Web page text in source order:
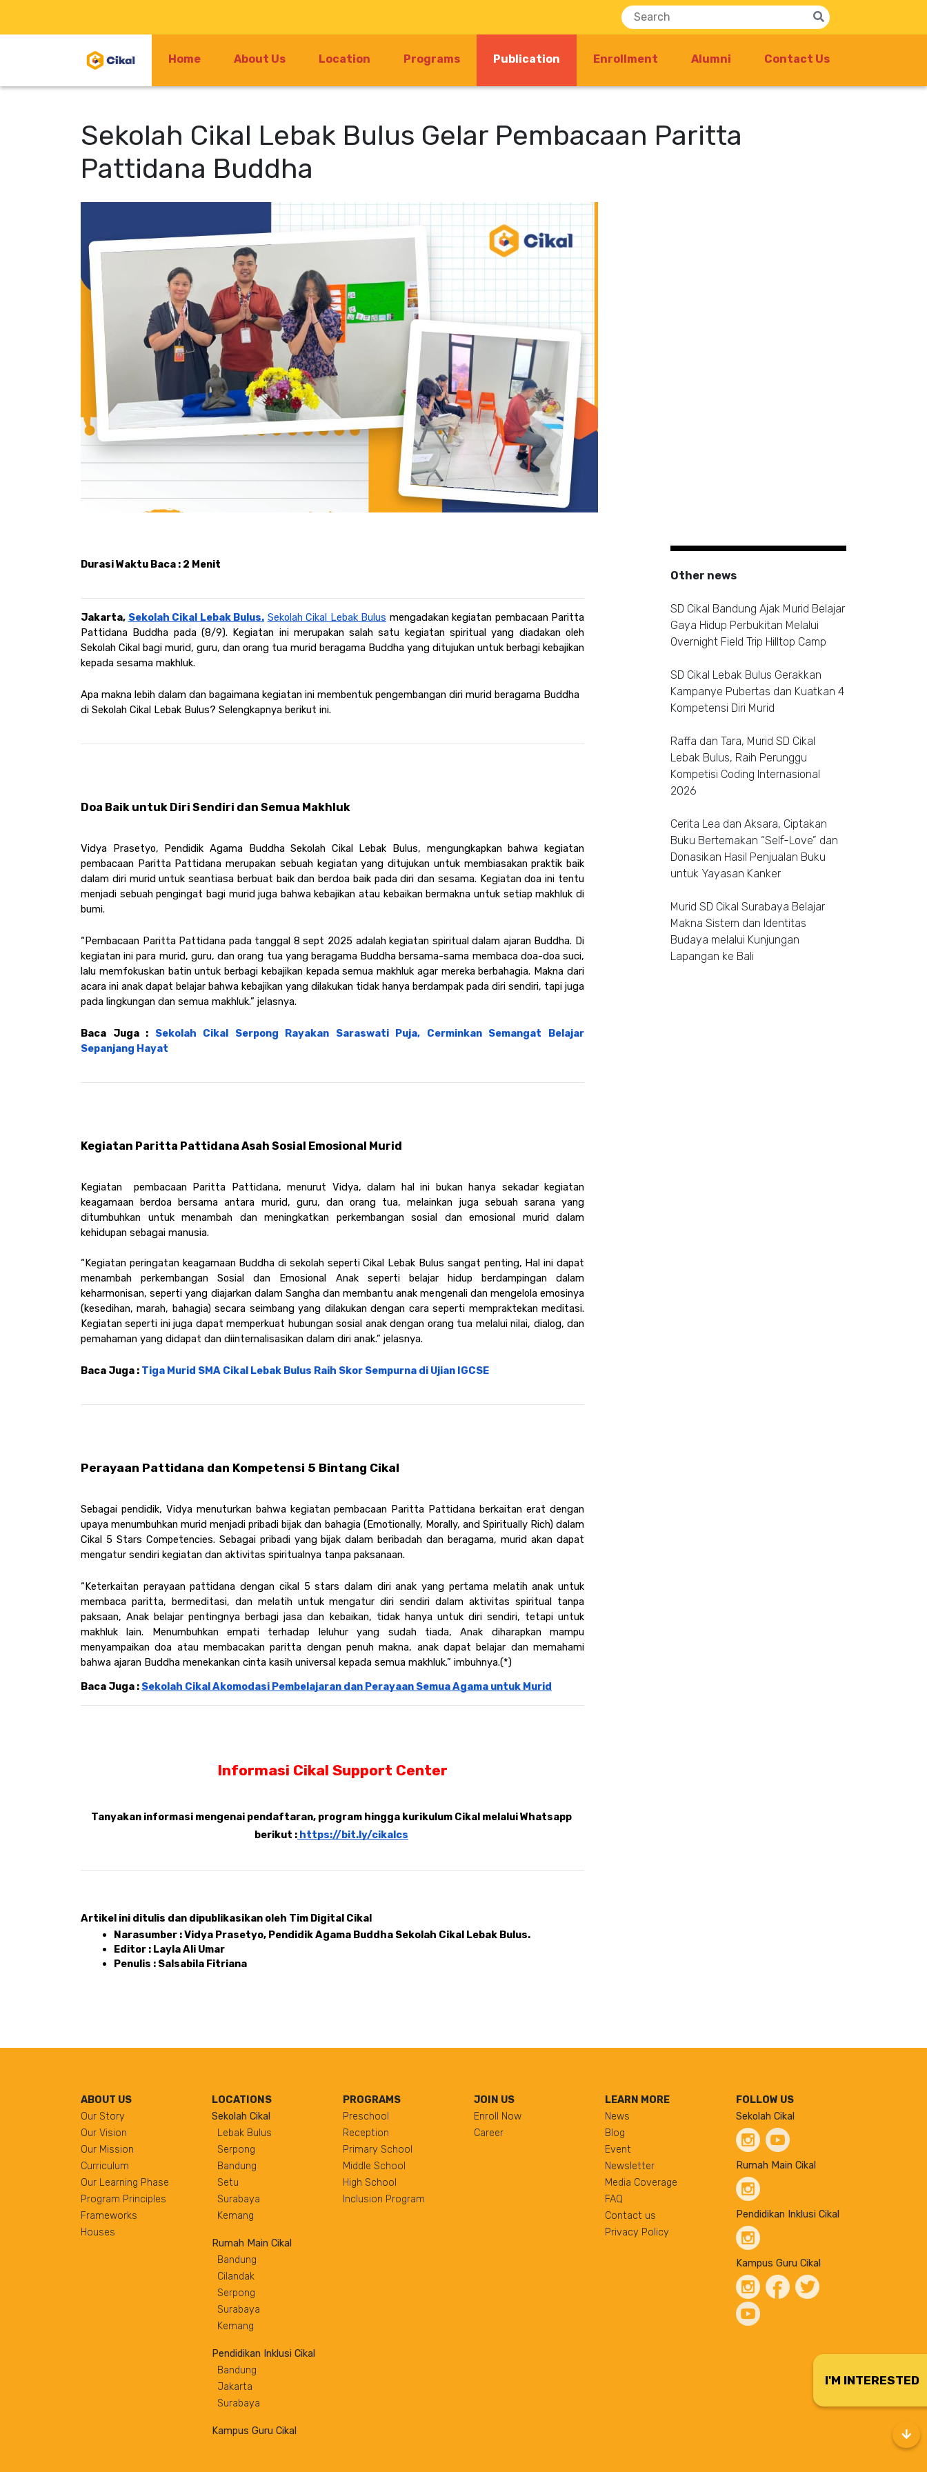
Home About Us Location Programs Publication (current)Enrollment Alumni Contact Us
Sekolah Cikal Lebak Bulus Gelar Pembacaan Paritta
Pattidana Buddha
Durasi Waktu Baca : 2 Menit
Jakarta, Sekolah Cikal Lebak Bulus. Sekolah Cikal Lebak Bulus mengadakan kegiatan pembacaan Paritta
Pattidana Buddha pada (8/9). Kegiatan ini merupakan salah satu kegiatan spiritual yang diadakan oleh
Sekolah Cikal bagi murid, guru, dan orang tua murid beragama Buddha yang ditujukan untuk berbagi kebajikan
kepada sesama makhluk.
Apa makna lebih dalam dan bagaimana kegiatan ini membentuk pengembangan diri murid beragama Buddha
di Sekolah Cikal Lebak Bulus? Selengkapnya berikut ini.
Doa Baik untuk Diri Sendiri dan Semua Makhluk
Vidya Prasetyo, Pendidik Agama Buddha Sekolah Cikal Lebak Bulus, mengungkapkan bahwa kegiatan
pembacaan Paritta Pattidana merupakan sebuah kegiatan yang ditujukan untuk membiasakan praktik baik
dalam diri murid untuk seantiasa berbuat baik dan berdoa baik pada diri dan sesama. Kegiatan doa ini tentu
menjadi sebuah pengingat bagi murid juga bahwa kebajikan atau kebaikan bermakna untuk setiap makhluk di
bumi.
“Pembacaan Paritta Pattidana pada tanggal 8 sept 2025 adalah kegiatan spiritual dalam ajaran Buddha. Di
kegiatan ini para murid, guru, dan orang tua yang beragama Buddha bersama-sama membaca doa-doa suci,
lalu memfokuskan batin untuk berbagi kebajikan kepada semua makhluk agar mereka berbahagia. Makna dari
acara ini anak dapat belajar bahwa kebajikan yang dilakukan tidak hanya berdampak pada diri sendiri, tapi juga
pada lingkungan dan semua makhluk.” jelasnya.
Baca Juga : Sekolah Cikal Serpong Rayakan Saraswati Puja, Cerminkan Semangat Belajar
Sepanjang Hayat
Kegiatan Paritta Pattidana Asah Sosial Emosional Murid
Kegiatan  pembacaan Paritta Pattidana, menurut Vidya, dalam hal ini bukan hanya sekadar kegiatan
keagamaan berdoa bersama antara murid, guru, dan orang tua, melainkan juga sebuah sarana yang
ditumbuhkan untuk menambah dan meningkatkan perkembangan sosial dan emosional murid dalam
kehidupan sebagai manusia.
“Kegiatan peringatan keagamaan Buddha di sekolah seperti Cikal Lebak Bulus sangat penting, Hal ini dapat
menambah perkembangan Sosial dan Emosional Anak seperti belajar hidup berdampingan dalam
keharmonisan, seperti yang diajarkan dalam Sangha dan membantu anak mengenali dan mengelola emosinya
(kesedihan, marah, bahagia) secara seimbang yang dilakukan dengan cara seperti mempraktekan meditasi.
Kegiatan seperti ini juga dapat memperkuat hubungan sosial anak dengan orang tua melalui nilai, dialog, dan
pemahaman yang didapat dan diinternalisasikan dalam diri anak.” jelasnya.
Baca Juga : Tiga Murid SMA Cikal Lebak Bulus Raih Skor Sempurna di Ujian IGCSE
Perayaan Pattidana dan Kompetensi 5 Bintang Cikal
Sebagai pendidik, Vidya menuturkan bahwa kegiatan pembacaan Paritta Pattidana berkaitan erat dengan
upaya menumbuhkan murid menjadi pribadi bijak dan bahagia (Emotionally, Morally, and Spiritually Rich) dalam
Cikal 5 Stars Competencies. Sebagai pribadi yang bijak dalam beribadah dan beragama, murid akan dapat
mengatur sendiri kegiatan dan aktivitas spiritualnya tanpa paksanaan.
“Keterkaitan perayaan pattidana dengan cikal 5 stars dalam diri anak yang pertama melatih anak untuk
membaca paritta, bermeditasi, dan melatih untuk mengatur diri sendiri dalam aktivitas spiritual tanpa
paksaan, Anak belajar pentingnya berbagi jasa dan kebaikan, tidak hanya untuk diri sendiri, tetapi untuk
makhluk lain. Menumbuhkan empati terhadap leluhur yang sudah tiada, Anak diharapkan mampu
menyampaikan doa atau membacakan paritta dengan penuh makna, anak dapat belajar dan memahami
bahwa ajaran Buddha menekankan cinta kasih universal kepada semua makhluk.” imbuhnya.(*)
Baca Juga : Sekolah Cikal Akomodasi Pembelajaran dan Perayaan Semua Agama untuk Murid
Informasi Cikal Support Center
Tanyakan informasi mengenai pendaftaran, program hingga kurikulum Cikal melalui Whatsapp
berikut : https://bit.ly/cikalcs
Artikel ini ditulis dan dipublikasikan oleh Tim Digital Cikal
Narasumber : Vidya Prasetyo, Pendidik Agama Buddha Sekolah Cikal Lebak Bulus.
Editor : Layla Ali Umar
Penulis : Salsabila Fitriana
Other news
SD Cikal Bandung Ajak Murid Belajar
Gaya Hidup Perbukitan Melalui
Overnight Field Trip Hilltop Camp
SD Cikal Lebak Bulus Gerakkan
Kampanye Pubertas dan Kuatkan 4
Kompetensi Diri Murid
Raffa dan Tara, Murid SD Cikal
Lebak Bulus, Raih Perunggu
Kompetisi Coding Internasional
2026
Cerita Lea dan Aksara, Ciptakan
Buku Bertemakan “Self-Love” dan
Donasikan Hasil Penjualan Buku
untuk Yayasan Kanker
Murid SD Cikal Surabaya Belajar
Makna Sistem dan Identitas
Budaya melalui Kunjungan
Lapangan ke Bali
ABOUT US
Our Story
Our Vision
Our Mission
Curriculum
Our Learning Phase
Program Principles
Frameworks
Houses
LOCATIONS
Sekolah Cikal
Lebak Bulus
Serpong
Bandung
Setu
Surabaya
Kemang
Rumah Main Cikal
Bandung
Cilandak
Serpong
Surabaya
Kemang
Pendidikan Inklusi Cikal
Bandung
Jakarta
Surabaya
Kampus Guru Cikal
PROGRAMS
Preschool
Reception
Primary School
Middle School
High School
Inclusion Program
JOIN US
Enroll Now
Career
LEARN MORE
News
Blog
Event
Newsletter
Media Coverage
FAQ
Contact us
Privacy Policy
FOLLOW US
Sekolah Cikal
Rumah Main Cikal
Pendidikan Inklusi Cikal
Kampus Guru Cikal
I'M INTERESTED